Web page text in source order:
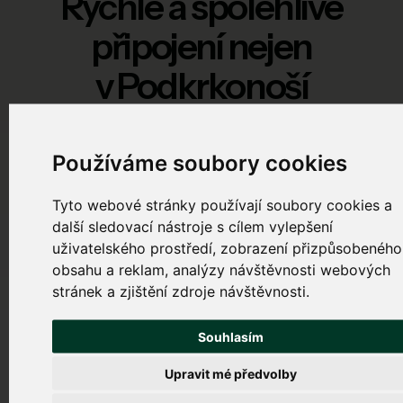
Používáme soubory cookies
Tyto webové stránky používají soubory cookies a
další sledovací nástroje s cílem vylepšení
uživatelského prostředí, zobrazení přizpůsobeného
obsahu a reklam, analýzy návštěvnosti webových
stránek a zjištění zdroje návštěvnosti.
Souhlasím
Upravit mé předvolby
připojenínejen
v Podkrkonoší
B
Batňovice
Bohuslavice nad Metují
Borová
Boušín
Běstviny
C